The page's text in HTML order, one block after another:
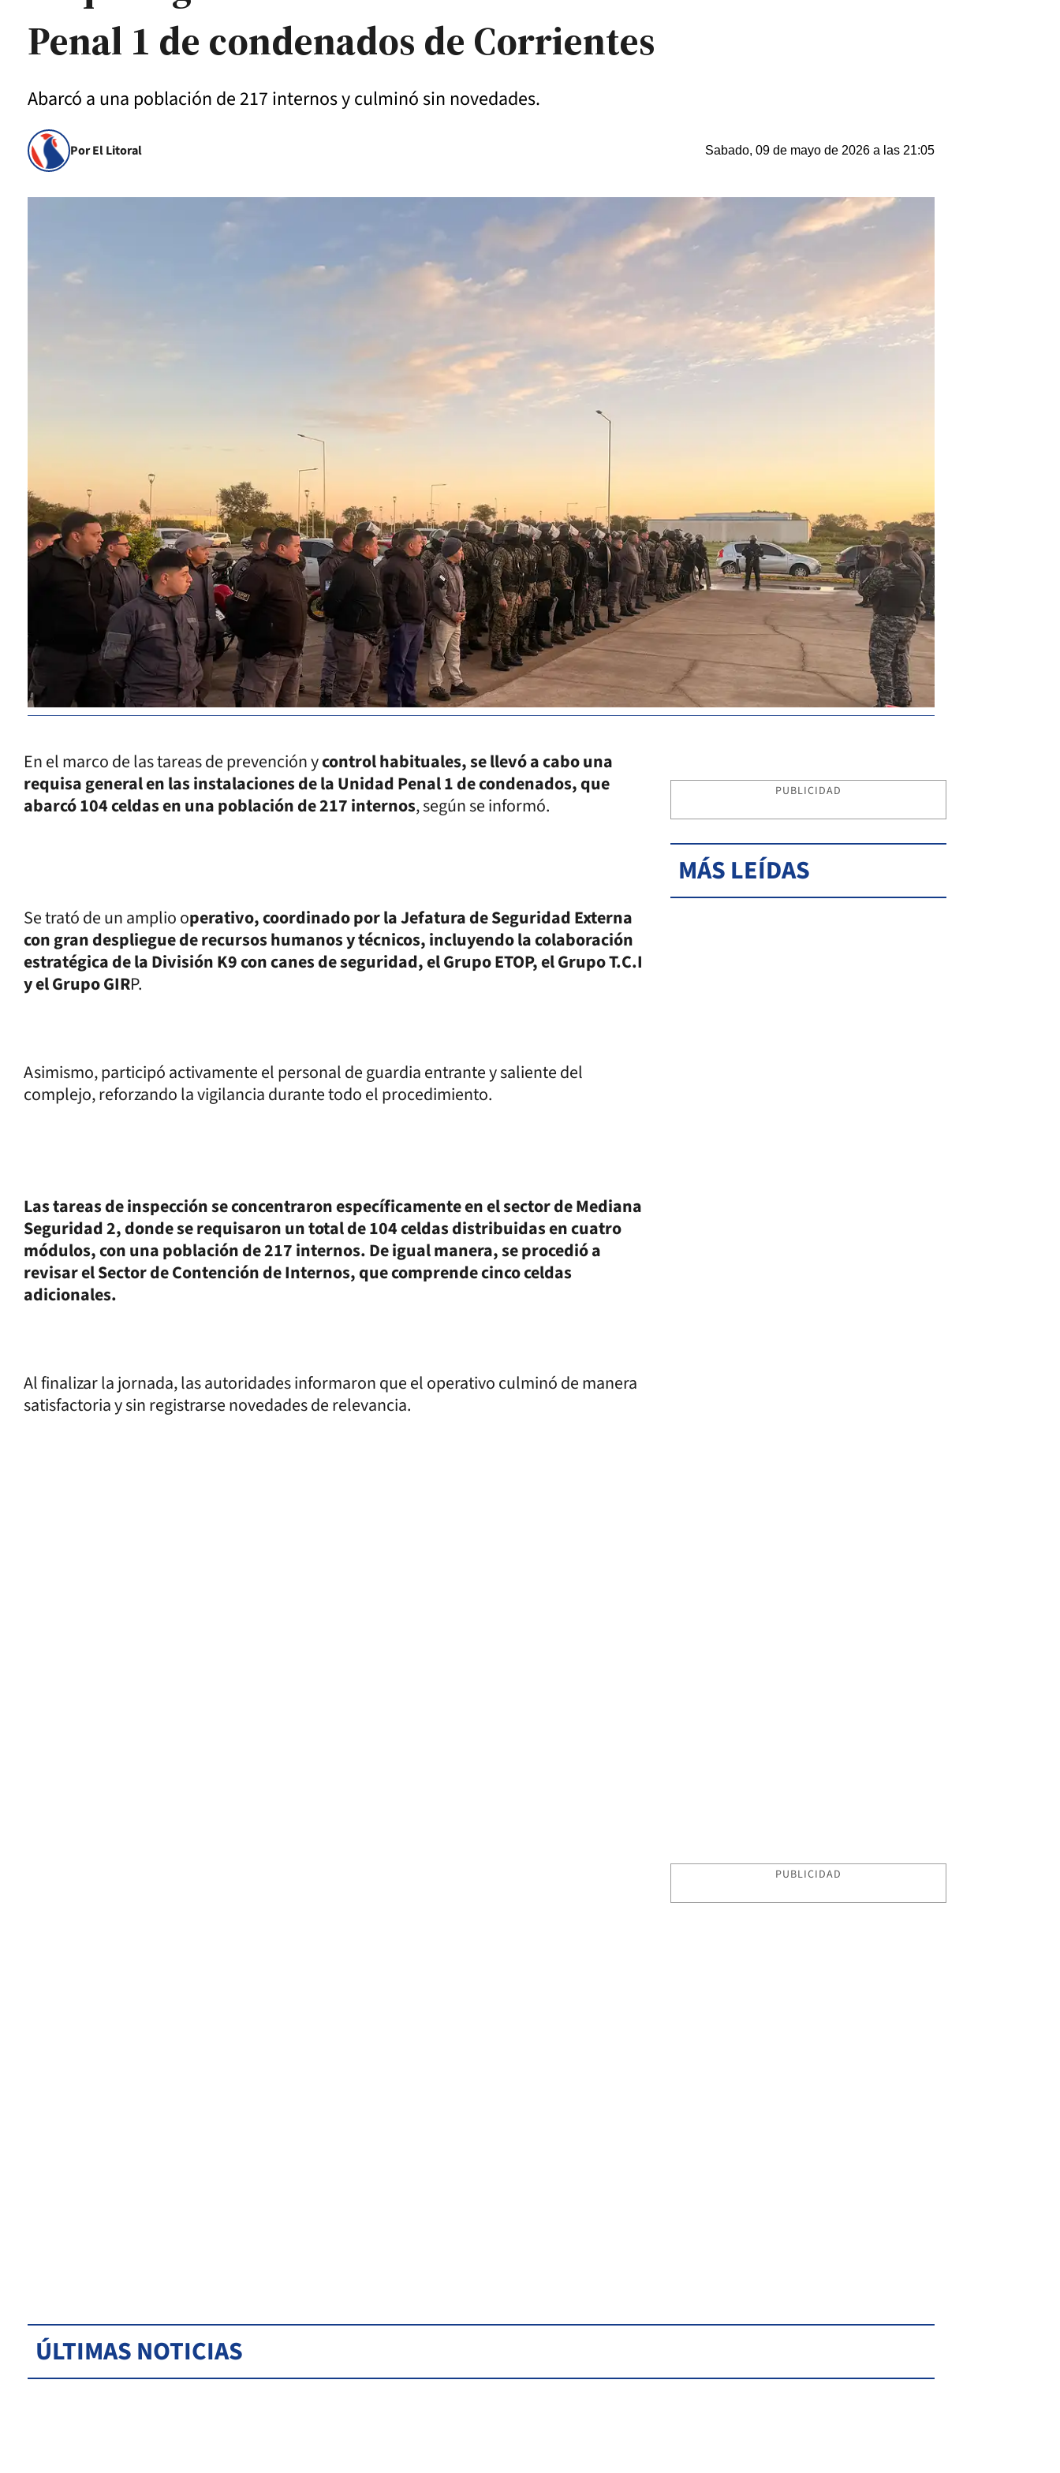
Penal 1 de condenados de Corrientes
Abarcó a una población de 217 internos y culminó sin novedades.
Por El Litoral Sabado, 09 de mayo de 2026 a las 21:05
En el marco de las tareas de prevención ycontrol habituales, se llevó a cabo una
requisa general en las instalaciones de la Unidad Penal 1 de condenados, que
abarcó 104 celdas en una población de 217 internos, según se informó.
Se trató de un amplio operativo, coordinado por la Jefatura de Seguridad Externa
con gran despliegue de recursos humanos y técnicos, incluyendo la colaboración
estratégica de la División K9 con canes de seguridad, el Grupo ETOP, el Grupo T.C.I
y el Grupo GIRP.
Asimismo, participó activamente el personal de guardia entrante y saliente del
complejo, reforzando la vigilancia durante todo el procedimiento.
Las tareas de inspección se concentraron específicamente en el sector de Mediana
Seguridad 2, donde se requisaron un total de 104 celdas distribuidas en cuatro
módulos, con una población de 217 internos. De igual manera, se procedió a
revisar el Sector de Contención de Internos, que comprende cinco celdas
adicionales.
Al finalizar la jornada, las autoridades informaron que el operativo culminó de manera
satisfactoria y sin registrarse novedades de relevancia.
PUBLICIDAD
MÁS LEÍDAS
PUBLICIDAD
ÚLTIMAS NOTICIAS